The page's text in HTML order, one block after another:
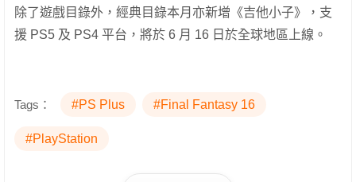
除了遊戲目錄外，經典目錄本月亦新增《吉他小子》，支
援 PS5 及 PS4 平台，將於 6 月 16 日於全球地區上線。
Tags： #PS Plus #Final Fantasy 16
#PlayStation